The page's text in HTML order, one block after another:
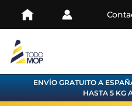
ENVÍO GRATUITO A
HASTA 5 KG